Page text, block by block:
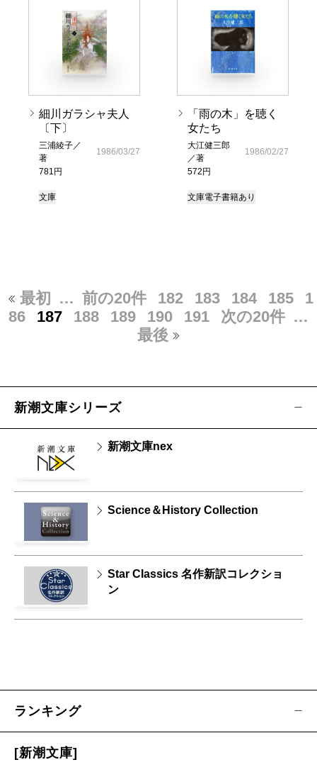
細川ガラシャ夫人
〔下〕
三浦綾子／
著
781円
1986/03/27
文庫
「雨の木」を聴く
女たち
大江健三郎
／著
572円
1986/02/27
文庫電子書籍あり
最初 … 前の20件 182 183 184 185
1
86
187 188 189 190 191 次の20件 …
最後
新潮文庫シリーズ
新潮文庫nex
Science＆History Collection
Star Classics 名作新訳コレクショ
ン
ランキング
[新潮文庫]